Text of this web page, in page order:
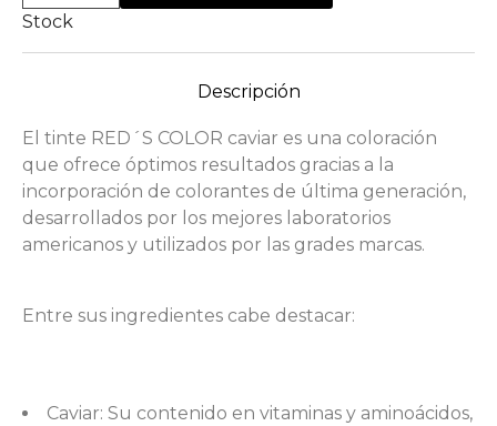
Stock
Descripción
El tinte RED´S COLOR caviar es una coloración
que ofrece óptimos resultados gracias a la
incorporación de colorantes de última generación,
desarrollados por los mejores laboratorios
americanos y utilizados por las grades marcas.
Entre sus ingredientes cabe destacar:
Caviar: Su contenido en vitaminas y aminoácidos,